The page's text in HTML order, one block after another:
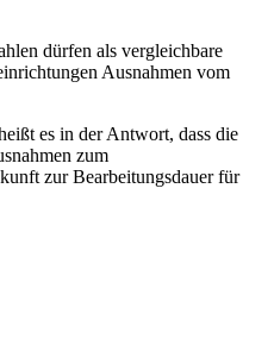
dürfen als vergleichbare
Ausnahmen vom
es in der Antwort, dass die
zum
zur Bearbeitungsdauer für